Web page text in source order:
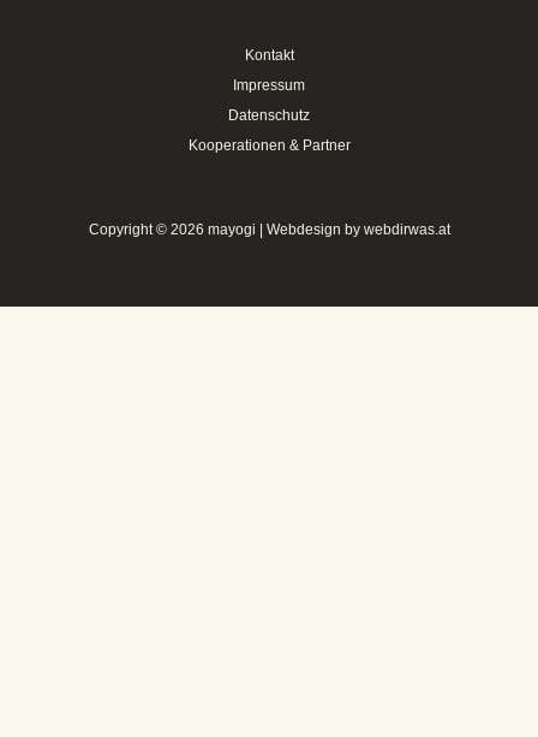
Kontakt
Impressum
Datenschutz
Kooperationen & Partner
Copyright © 2026 mayogi | Webdesign by webdirwas.at